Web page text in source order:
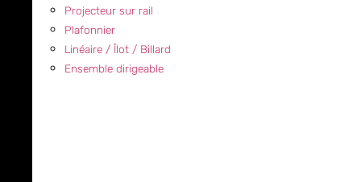
Projecteur sur rail
Plafonnier
Linéaire / Îlot / Billard
Ensemble dirigeable